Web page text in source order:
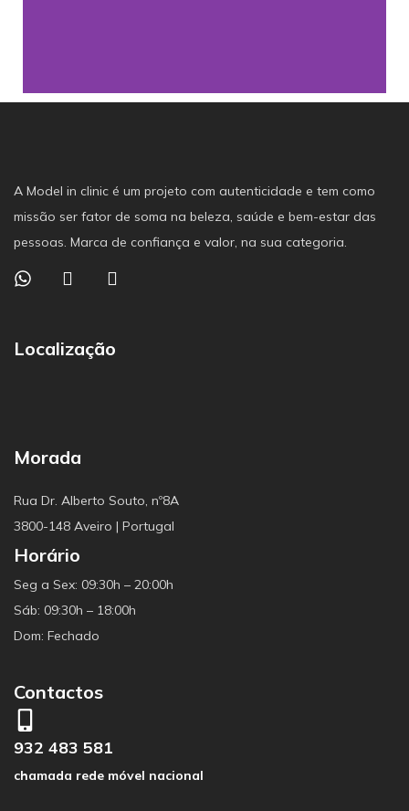
consectetur adipiscing elit dolor
Click Here
A Model in clinic é um projeto com autenticidade e tem como
missão ser fator de soma na beleza, saúde e bem-estar das
pessoas. Marca de confiança e valor, na sua categoria.
Localização
Morada
Rua Dr. Alberto Souto, nº8A
3800-148 Aveiro | Portugal
Horário
Seg a Sex: 09:30h – 20:00h
Sáb: 09:30h – 18:00h
Dom: Fechado
Contactos
932 483 581
chamada rede móvel nacional